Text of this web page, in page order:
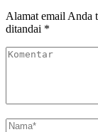
Alamat email Anda
ditandai *